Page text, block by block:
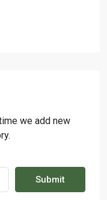
we add new
Submit